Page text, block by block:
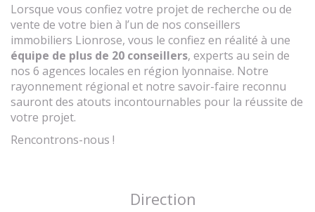
Lorsque vous confiez votre projet de recherche ou de
vente de votre bien à l’un de nos conseillers
immobiliers Lionrose, vous le confiez en réalité à une
équipe de plus de 20 conseillers, experts au sein de
nos 6 agences locales en région lyonnaise. Notre
rayonnement régional et notre savoir-faire reconnu
sauront des atouts incontournables pour la réussite de
votre projet.
Rencontrons-nous !
Direction